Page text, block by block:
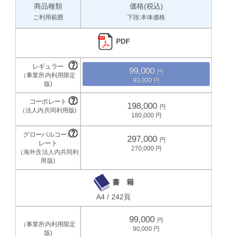
商品種類
ご利用範囲
価格(税込)
下段:本体価格
PDF
99,000
90,000
198,000
180,000
297,000
270,000
書 籍
A4 / 242頁
99,000
90,000